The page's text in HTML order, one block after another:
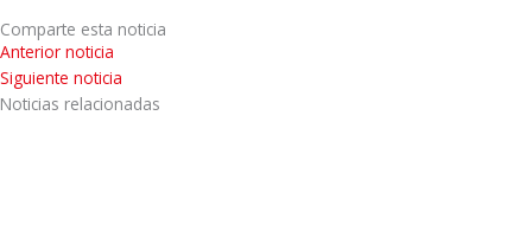
Comparte esta noticia
Anterior noticia
Siguiente noticia
Noticias relacionadas